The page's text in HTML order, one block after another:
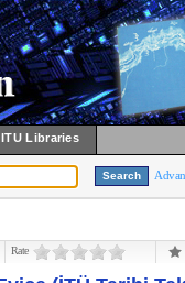
ITU Libraries
Rate